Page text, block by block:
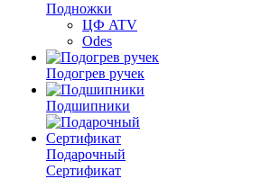
Подножки
ЦФ ATV
Odes
Подогрев ручек
Подшипники
Подарочный
Сертификат